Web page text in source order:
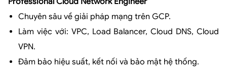
Chuyên sâu về giải pháp mạng trên GCP.
Làm việc với: VPC, Load Balancer, Cloud DNS, Cloud
VPN.
Đảm bảo hiệu suất, kết nối và bảo mật hệ thống.